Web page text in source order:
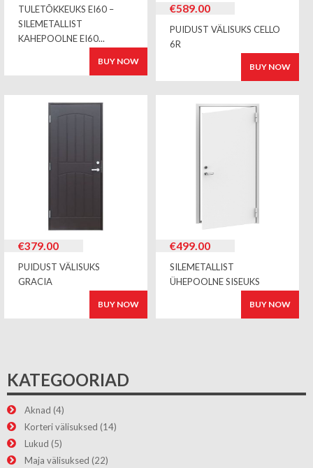
TULETÕKKEUKS EI60 –
SILEMETALLIST
KAHEPOOLNE EI60...
BUY NOW
€589.00
PUIDUST VÄLISUKS CELLO
6R
BUY NOW
€379.00
PUIDUST VÄLISUKS
GRACIA
BUY NOW
€499.00
SILEMETALLIST
ÜHEPOOLNE SISEUKS
BUY NOW
KATEGOORIAD
Aknad (4)
Korteri välisuksed (14)
Lukud (5)
Maja välisuksed (22)